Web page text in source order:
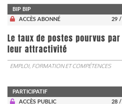
BIP BIP
ACCÈS ABONNÉ
29 /
Le taux de postes pourvus
leur attractivité
EMPLOI, FORMATION ET COMPÉTENCES
PARTICIPATIF
ACCÈS PUBLIC
28 /